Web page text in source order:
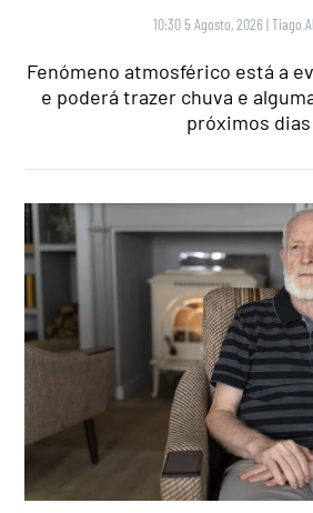
10:30 5 Agosto, 2026 |Tiago
Fenómeno atmosférico está a
e poderá trazer chuva e
próximos dias